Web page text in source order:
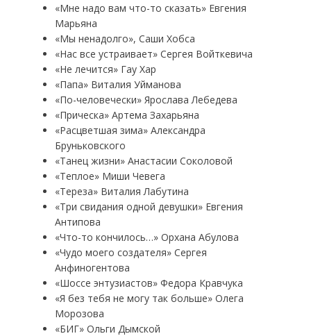
«Мне надо вам что-то сказать» Евгения
Марьяна
«Мы ненадолго», Саши Хобса
«Нас все устраивает» Сергея Войткевича
«Не лечится» Гау Хар
«Папа» Виталия Уйманова
«По-человечески» Ярослава Лебедева
«Прическа» Артема Захарьяна
«Расцветшая зима» Александра
Бруньковского
«Танец жизни» Анастасии Соколовой
«Теплое» Миши Чевега
«Тереза» Виталия Лабутина
«Три свидания одной девушки» Евгения
Антипова
«Что-то кончилось…» Орхана Абулова
«Чудо моего создателя» Сергея
Анфиногентова
«Шоссе энтузиастов» Федора Кравчука
«Я без тебя не могу так больше» Олега
Морозова
«БИГ» Ольги Дымской